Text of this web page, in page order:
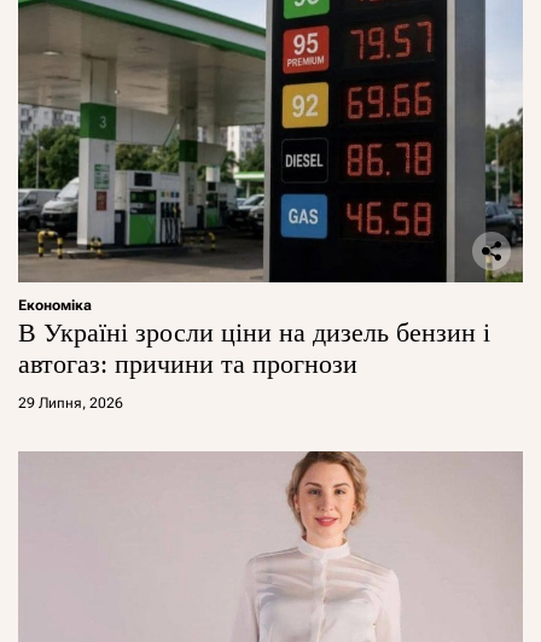
Економіка
В Україні зросли ціни на дизель бензин і
автогаз: причини та прогнози
29 Липня, 2026